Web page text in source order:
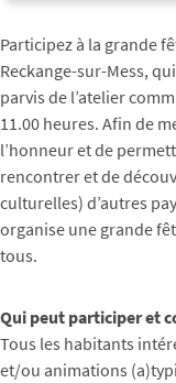
Participez à la grande
Reckange-sur-Mess,
parvis de l’atelier
11.00 heures. Afin de
l’honneur et de
rencontrer et de
culturelles) d’autres
organise une grande
tous.
Qui peut participer et
Tous les habitants
et/ou animations